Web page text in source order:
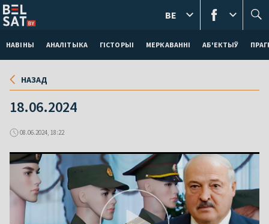
НАВІНЫ АНАЛІТЫКА ГІСТОРЫІ МЕРКАВАННI АБ'ЕКТЫЎ
BE
НАЗАД
18.06.2024
08.06.2024, 18:22